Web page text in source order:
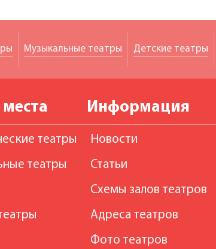
Музыкальные театры Детские театры
Информация
театры
театры
Новости
Статьи
Схемы залов театров
Адреса театров
Фото театров